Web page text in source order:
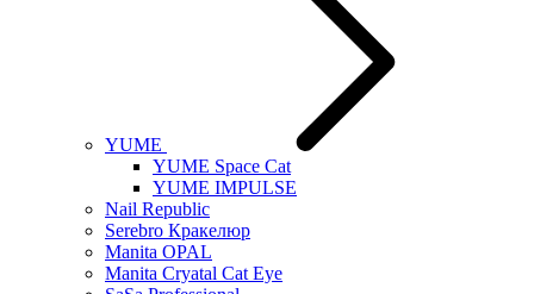
YUME
YUME Space Cat
YUME IMPULSE
Nail Republic
Serebro Кракелюр
Manita OPAL
Manita Cryatal Cat Eye